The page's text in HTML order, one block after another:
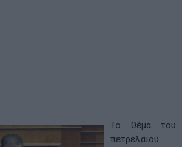
Το θέμα του
πετρελαίου